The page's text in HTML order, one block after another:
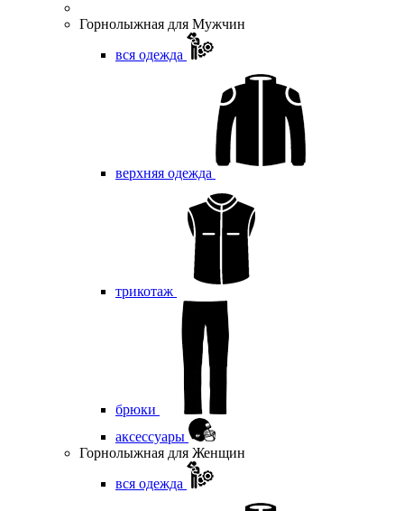
Горнолыжная для Мужчин
вся одежда
верхняя одежда
трикотаж
брюки
аксессуары
Горнолыжная для Женщин
вся одежда